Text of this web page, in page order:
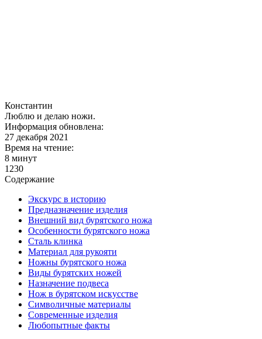
Константин
Люблю и делаю ножи.
Информация обновлена:
27 декабря 2021
Время на чтение:
8 минут
1230
Содержание
Экскурс в историю
Предназначение изделия
Внешний вид бурятского ножа
Особенности бурятского ножа
Сталь клинка
Материал для рукояти
Ножны бурятского ножа
Виды бурятских ножей
Назначение подвеса
Нож в бурятском искусстве
Символичные материалы
Современные изделия
Любопытные факты